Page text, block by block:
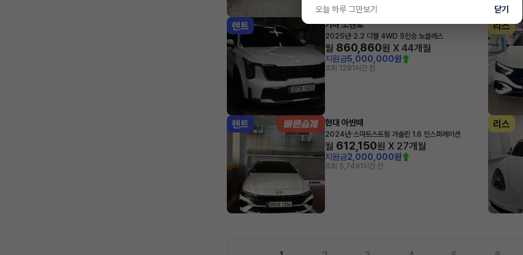
렌트 기아 쏘렌토
2025년·2.2 디젤 4WD 5인승 노블레스
월 860,860원 X 44개월
지원금5,000,000원
조회 1281시간 전
리스
렌트 현대 아반떼
2024년·스마트스트림 가솔린 1.6 인스퍼레이션
월 612,150원 X 27개월
지원금2,000,000원
조회 5,7491시간 전
리스
오늘 하루 그만보기 닫기